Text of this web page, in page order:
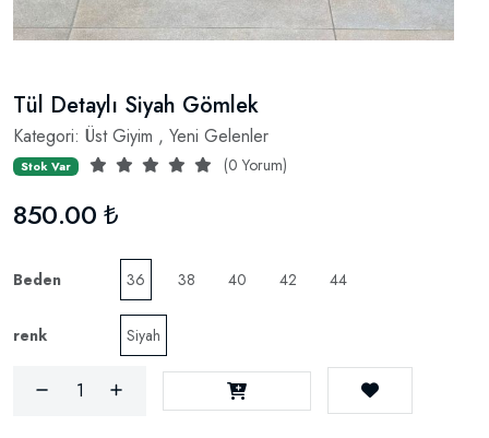
Tül Detaylı Siyah Gömlek
Kategori: Üst Giyim , Yeni Gelenler
Stok Var (0 Yorum)
850.00 ₺
Beden 36 38 40 42 44
renk Siyah